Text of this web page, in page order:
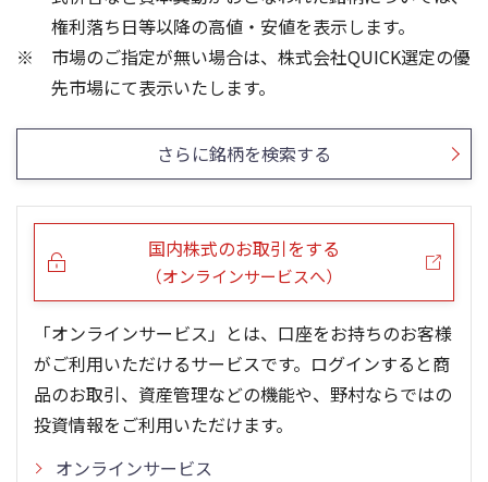
13週移動平均 26週移動平均 出来高(千)
900
1,100
0
2
4
5ヶ月移動平均 25ヶ月移動平均 出来高(千)
600
0
100
200
権利落ち日等以降の高値・安値を表示します。
市場のご指定が無い場合は、株式会社QUICK選定の優
先市場にて表示いたします。
さらに銘柄を検索する
国内株式のお取引をする
（オンラインサービスへ）
「オンラインサービス」とは、口座をお持ちのお客様
がご利用いただけるサービスです。ログインすると商
品のお取引、資産管理などの機能や、野村ならではの
投資情報をご利用いただけます。
オンラインサービス